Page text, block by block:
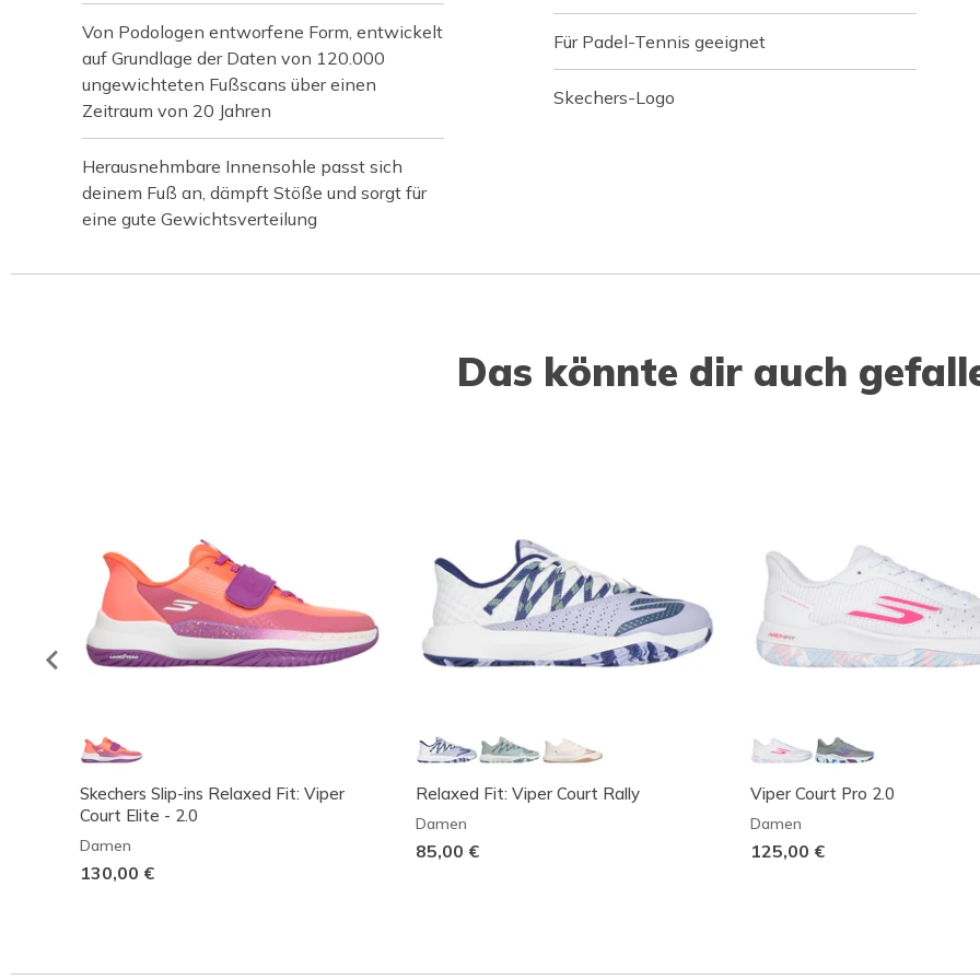
Von Podologen entworfene Form, entwickelt
auf Grundlage der Daten von 120.000
ungewichteten Fußscans über einen
Zeitraum von 20 Jahren
Herausnehmbare Innensohle passt sich
deinem Fuß an, dämpft Stöße und sorgt für
eine gute Gewichtsverteilung
Für Padel-Tennis geeignet
Skechers-Logo
Das könnte dir auch
Skechers Slip-ins Relaxed Fit: Viper
Court Elite - 2.0
Damen
130,00 €
Relaxed Fit: Viper Court Rally
Damen
85,00 €
Viper Court Pro 2.0
Damen
125,00 €